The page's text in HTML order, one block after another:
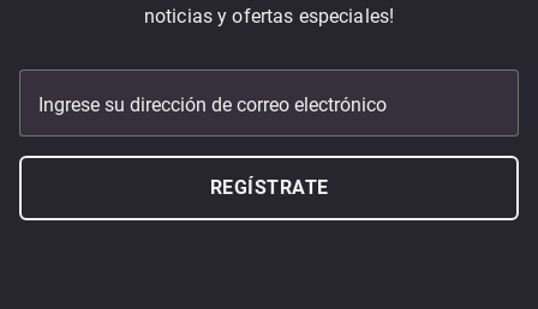
noticias y ofertas especiales!
Ingrese su dirección de correo electrónico
REGÍSTRATE